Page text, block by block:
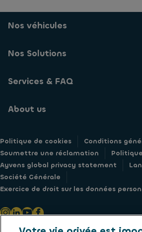
Nos véhicules
Nos Solutions
Services & FAQ
About us
Politique de cookies
Conditions
Soumettre une réclamation
Ayvens global privacy statement
Société Générale
Exercice de droit sur les données